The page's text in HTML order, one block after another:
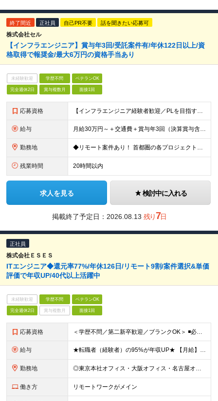
終了間近 正社員 自己PR不要 話を聞きたい応募可
株式会社セル
【インフラエンジニア】賞与年3回/受託案件有/年休122日以上/資
格取得で報奨金/最大6万円の資格手当あり
未経験歓迎 学歴不問 ベテランOK
完全週休2日 賞与複数月 面接1回
応募資格 【インフラエンジニア経験者歓迎／PLを目指す方にも最適な環境です！】 ◎ネットワーク構築の実務経験（目安として5年以上） ◎学歴不問 ★要件定義や基本設計など上流工程の経験がある方は優遇します！ ★
給与 月給30万円～＋交通費＋賞与年3回（決算賞与含む） ※経験・スキル・前職給与を最大限考慮し、面談のうえ決定します。 ※残業代は別途全額支給いたします。 ※試用期間3ヶ月あり（期間中の給与・待遇に差異は
勤務地 ◆リモート案件あり！ 首都圏の各プロジェクト先での勤務となります。 【本社】東京都台東区台東1-38-9 イトーピア清洲橋通ビル8F ＼希望者は大阪支社勤務も可能です／ ※(変更の範囲)上記を除く当
残業時間 20時間以内
求人を見る 検討中に入れる
掲載終了予定日： 2026.08.13 残り7日
正社員
株式会社ＥＳＥＳ
ITエンジニア◆還元率77%/年休126日/リモート9割/案件選択&単価
評価で年収UP/40代以上活躍中
未経験歓迎 学歴不問 ベテランOK
完全週休2日 賞与複数月 面接1回
応募資格 ＜学歴不問／第二新卒歓迎／ブランクOK＞ ◾️必須スキル IT業界での何らかの実務経験が3年以上ある方 ◎担当フェーズ・使用言語・開発環境・経験年数・雇用形態などは一切問いません！ ◎ブランクがある
給与 ★転職者（経験者）の95%が年収UP★ 【月給】 月給35万円～80万円（みなし残業代含む） ※みなし残業代（月30時間分／66,465円～151,899円）を含む。超過分は追加支給。 ※経験・能力
勤務地 ◎東京本社オフィス・大阪オフィス・名古屋オフィス・福岡オフィス ◎首都圏・関西圏・名古屋・福岡のクライアント先 ※希望を考慮いたします。 ※会社都合の転勤はありません（100％エンジニアに選択権があ
働き方 リモートワークがメイン